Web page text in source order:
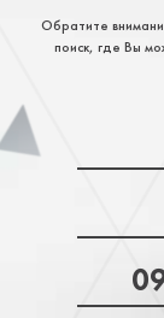
Обратите
поиск, где Вы